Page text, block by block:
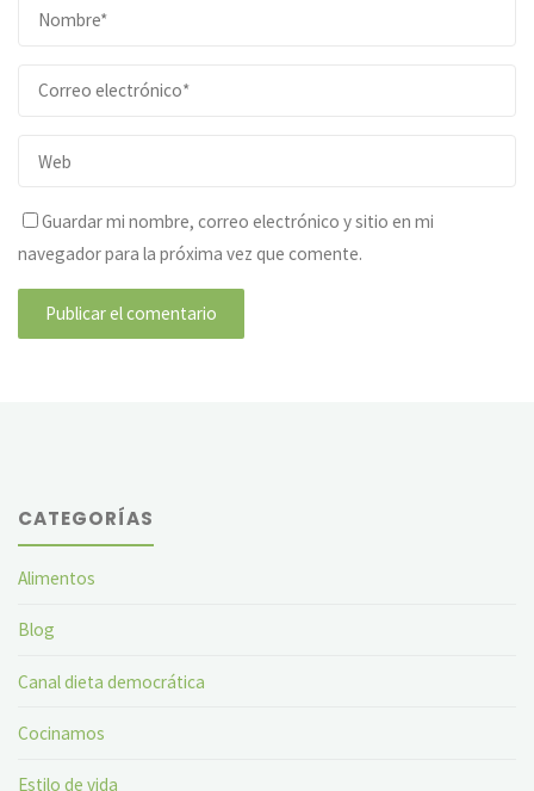
Guardar mi nombre, correo electrónico y sitio en mi
navegador para la próxima vez que comente.
CATEGORÍAS
Alimentos
Blog
Canal dieta democrática
Cocinamos
Estilo de vida